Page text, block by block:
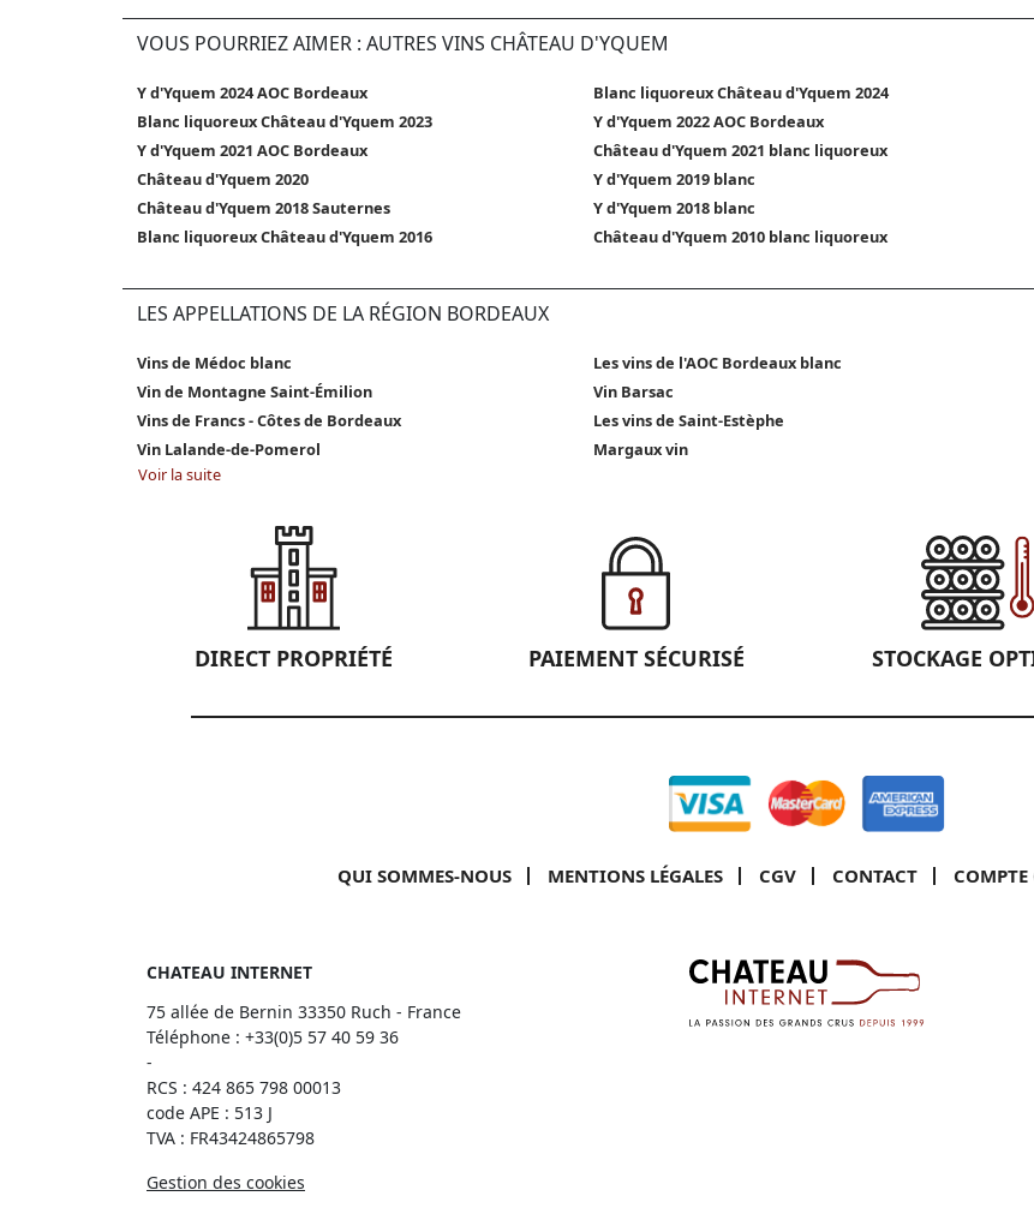
VOUS POURRIEZ AIMER : AUTRES VINS CHÂTEAU D'YQUEM
Y d'Yquem 2024 AOC Bordeaux Blanc liquoreux Château d'Yquem 2024
Blanc liquoreux Château d'Yquem 2023
Y d'Yquem 2022 AOC Bordeaux
Y d'Yquem 2021 AOC Bordeaux
Château d'Yquem 2021 blanc liquoreux
Château d'Yquem 2020
Y d'Yquem 2019 blanc
Château d'Yquem 2018 Sauternes
Y d'Yquem 2018 blanc
Blanc liquoreux Château d'Yquem 2016
Château d'Yquem 2010 blanc liquoreux
LES APPELLATIONS DE LA RÉGION BORDEAUX
Vins de Médoc blanc Les vins de l'AOC Bordeaux blanc
Vin de Montagne Saint-Émilion
Vin Barsac
Vins de Francs - Côtes de Bordeaux
Les vins de Saint-Estèphe
Vin Lalande-de-Pomerol
Margaux vin
Voir la suite
DIRECT PROPRIÉTÉ PAIEMENT SÉCURISÉ STOCKAGE
QUI SOMMES-NOUS MENTIONS LÉGALES CGV CONTACT
CHATEAU INTERNET
75 allée de Bernin 33350 Ruch - France
Téléphone : +33(0)5 57 40 59 36
-
RCS : 424 865 798 00013
code APE : 513 J
TVA : FR43424865798
Gestion des cookies